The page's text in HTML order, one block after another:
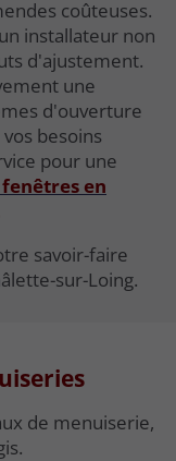
coûteuses.
installateur non
d'ajustement.
une
d'ouverture
besoins
pour une
en
savoir-faire
sur-Loing.
de menuiserie,